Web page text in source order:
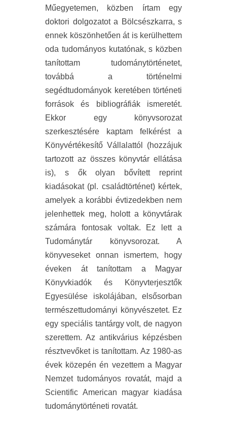
Műegyetemen, közben írtam egy
doktori dolgozatot a Bölcsészkarra, s
ennek köszönhetően át is kerülhettem
oda tudományos kutatónak, s közben
tanítottam tudománytörténetet,
továbbá a történelmi
segédtudományok keretében történeti
források és bibliográfiák ismeretét.
Ekkor egy könyvsorozat
szerkesztésére kaptam felkérést a
Könyvértékesítő Vállalattól (hozzájuk
tartozott az összes könyvtár ellátása
is), s ők olyan bővített reprint
kiadásokat (pl. családtörténet) kértek,
amelyek a korábbi évtizedekben nem
jelenhettek meg, holott a könyvtárak
számára fontosak voltak. Ez lett a
Tudománytár könyvsorozat. A
könyveseket onnan ismertem, hogy
éveken át tanítottam a Magyar
Könyvkiadók és Könyvterjesztők
Egyesülése iskolájában, elsősorban
természettudományi könyvészetet. Ez
egy speciális tantárgy volt, de nagyon
szerettem. Az antikvárius képzésben
résztvevőket is tanítottam. Az 1980-as
évek közepén én vezettem a Magyar
Nemzet tudományos rovatát, majd a
Scientific American magyar kiadása
tudománytörténeti rovatát.